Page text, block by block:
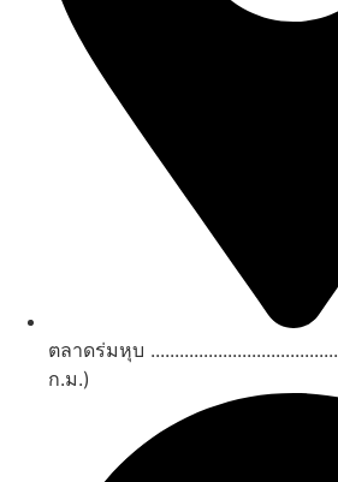
ตลาดร่มหุบ
ก.ม.)